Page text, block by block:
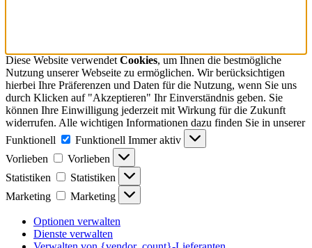
Diese Website verwendet Cookies, um Ihnen die bestmögliche
Nutzung unserer Webseite zu ermöglichen. Wir berücksichtigen
hierbei Ihre Präferenzen und Daten für die Nutzung, wenn Sie uns
durch Klicken auf "Akzeptieren" Ihr Einverständnis geben. Sie
können Ihre Einwilligung jederzeit mit Wirkung für die Zukunft
widerrufen. Alle wichtigen Informationen dazu finden Sie in unserer
Funktionell
Funktionell Immer aktiv
Vorlieben
Vorlieben
Statistiken
Statistiken
Marketing
Marketing
Optionen verwalten
Dienste verwalten